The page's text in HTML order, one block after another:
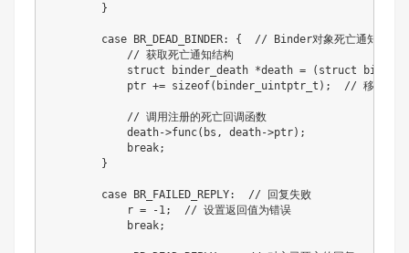
        }
        case BR_DEAD_BINDER: {  // Binder对象死亡通知
            // 获取死亡通知结构
struct binder_death *death = (struct
            ptr += sizeof(binder_uintptr_t);  // 移动指针
            // 调用注册的死亡回调函数
            death->func(bs, death->ptr);
            break;
        }
        case BR_FAILED_REPLY:  // 回复失败
            r = -1;  // 设置返回值为错误
            break;